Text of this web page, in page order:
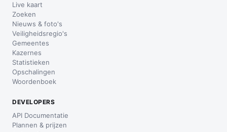
Live kaart
Zoeken
Nieuws & foto's
Veiligheidsregio's
Gemeentes
Kazernes
Statistieken
Opschalingen
Woordenboek
DEVELOPERS
API Documentatie
Plannen & prijzen